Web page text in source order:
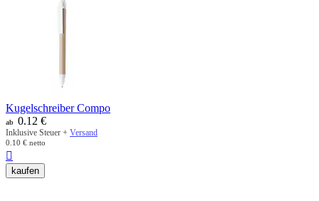
Kugelschreiber Compo
ab 0.12 €
Inklusive Steuer + Versand
0.10 € netto

kaufen